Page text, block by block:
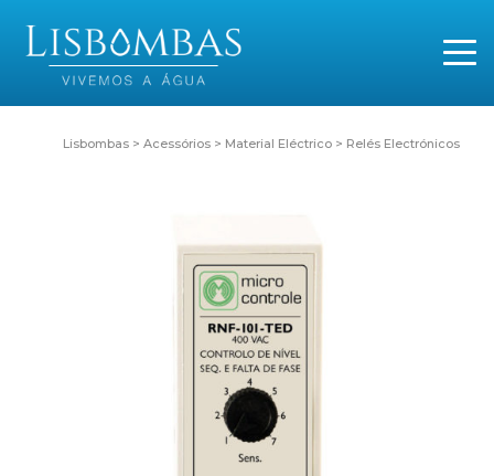
Lisbombas > Acessórios > Material Eléctrico > Relés Electrónicos